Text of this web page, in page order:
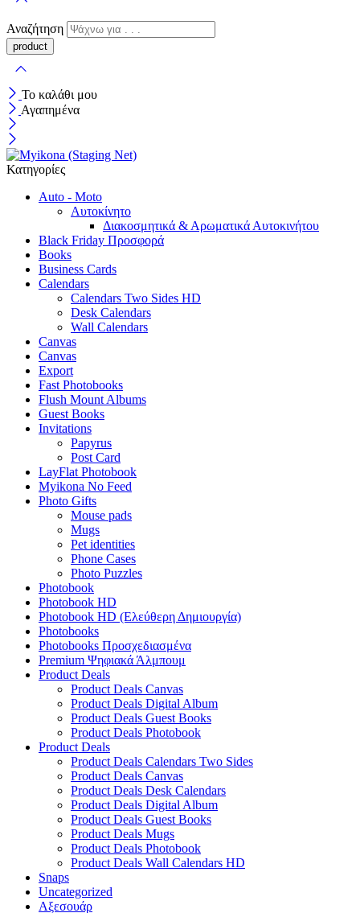
Αναζήτηση
Το καλάθι μου
Αγαπημένα
Κατηγορίες
Auto - Moto
Αυτοκίνητο
Διακοσμητικά & Αρωματικά Αυτοκινήτου
Black Friday Προσφορά
Books
Business Cards
Calendars
Calendars Two Sides HD
Desk Calendars
Wall Calendars
Canvas
Canvas
Export
Fast Photobooks
Flush Mount Albums
Guest Books
Invitations
Papyrus
Post Card
LayFlat Photobook
Myikona No Feed
Photo Gifts
Mouse pads
Mugs
Pet identities
Phone Cases
Photo Puzzles
Photobook
Photobook HD
Photobook HD (Ελεύθερη Δημιουργία)
Photobooks
Photobooks Προσχεδιασμένα
Premium Ψηφιακά Άλμπουμ
Product Deals
Product Deals Canvas
Product Deals Digital Album
Product Deals Guest Books
Product Deals Photobook
Product Deals
Product Deals Calendars Two Sides
Product Deals Canvas
Product Deals Desk Calendars
Product Deals Digital Album
Product Deals Guest Books
Product Deals Mugs
Product Deals Photobook
Product Deals Wall Calendars HD
Snaps
Uncategorized
Αξεσουάρ